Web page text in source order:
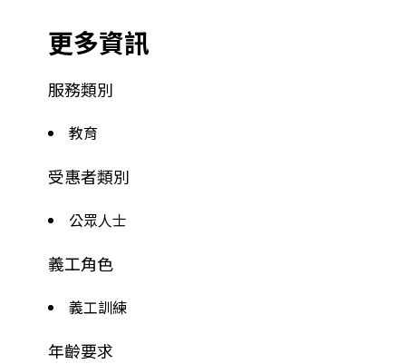
更多資訊
服務類別
教育
受惠者類別
公眾人士
義工角色
義工訓練
年齡要求